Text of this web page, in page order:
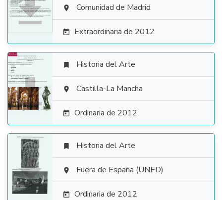
  Comunidad de Madrid
 Extraordinaria de 2012

 Historia del Arte
 Castilla-La Mancha
 Ordinaria de 2012

 Historia del Arte
 Fuera de España (UNED)
 Ordinaria de 2012